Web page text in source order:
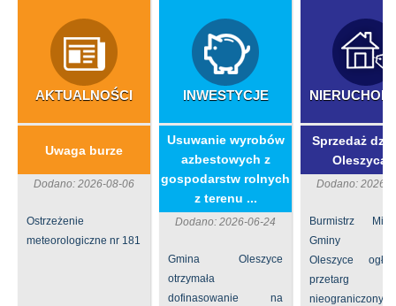
AKTUALNOŚCI
Uwaga burze
Dodano: 2026-08-06
Ostrzeżenie
meteorologiczne nr 181
INWESTYCJE
​Usuwanie wyrobów
azbestowych z
gospodarstw rolnych
z terenu ...
Dodano: 2026-06-24
Gmina Oleszyce
otrzymała
dofinasowanie na
Sprzedaż
Dodano: 2026-
Burmistrz
Gminy
Oleszyce
przetarg
nieograniczony